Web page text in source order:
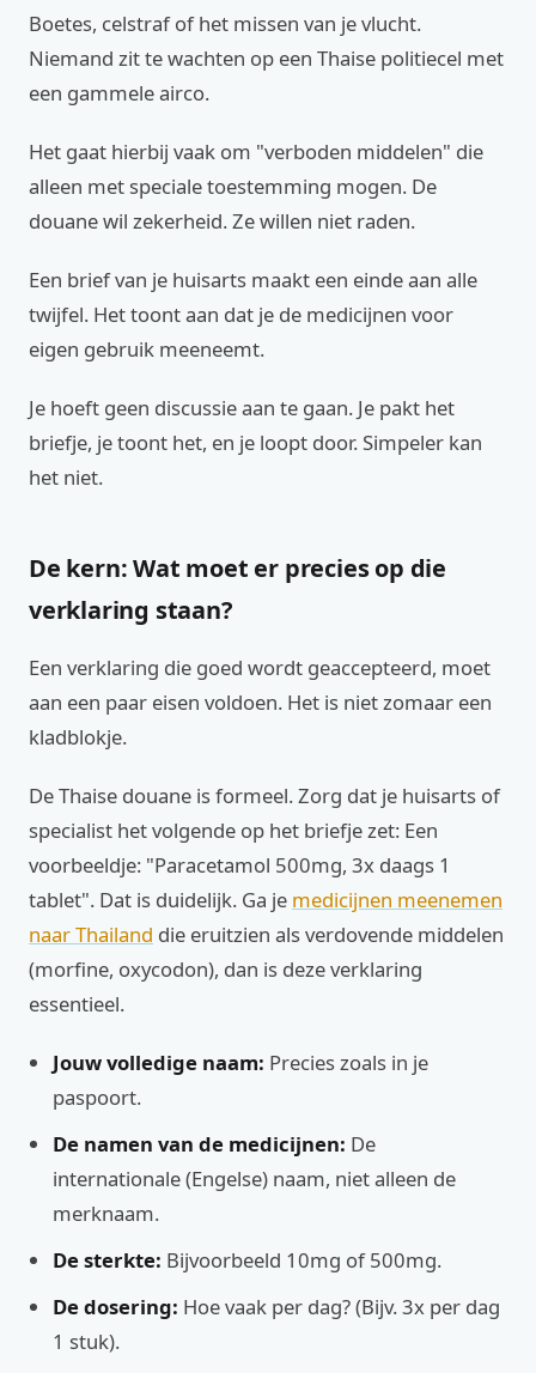
Boetes, celstraf of het missen van je vlucht.
Niemand zit te wachten op een Thaise politiecel met
een gammele airco.
Het gaat hierbij vaak om "verboden middelen" die
alleen met speciale toestemming mogen. De
douane wil zekerheid. Ze willen niet raden.
Een brief van je huisarts maakt een einde aan alle
twijfel. Het toont aan dat je de medicijnen voor
eigen gebruik meeneemt.
Je hoeft geen discussie aan te gaan. Je pakt het
briefje, je toont het, en je loopt door. Simpeler kan
het niet.
De kern: Wat moet er precies op die
verklaring staan?
Een verklaring die goed wordt geaccepteerd, moet
aan een paar eisen voldoen. Het is niet zomaar een
kladblokje.
De Thaise douane is formeel. Zorg dat je huisarts of
specialist het volgende op het briefje zet: Een
voorbeeldje: "Paracetamol 500mg, 3x daags 1
tablet". Dat is duidelijk. Ga je medicijnen meenemen
naar Thailand die eruitzien als verdovende middelen
(morfine, oxycodon), dan is deze verklaring
essentieel.
Jouw volledige naam: Precies zoals in je
paspoort.
De namen van de medicijnen: De
internationale (Engelse) naam, niet alleen de
merknaam.
De sterkte: Bijvoorbeeld 10mg of 500mg.
De dosering: Hoe vaak per dag? (Bijv. 3x per dag
1 stuk).